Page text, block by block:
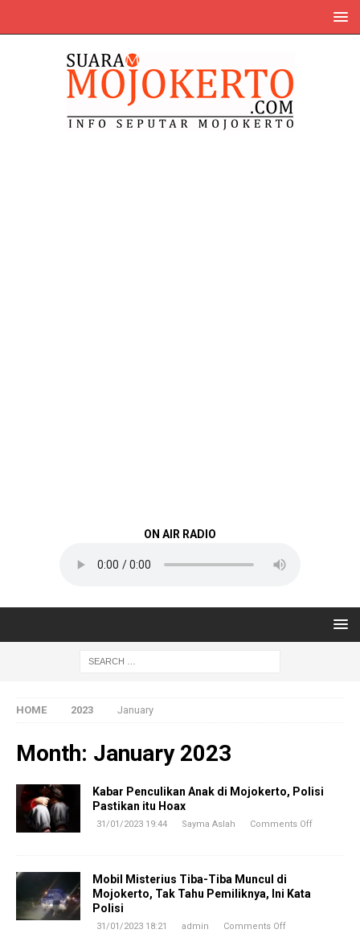
ON AIR RADIO
HOME 2023 January
Month: January 2023
Kabar Penculikan Anak di Mojokerto, Polisi
Pastikan itu Hoax
31/01/2023 19:44 Sayma Aslah Comments Off
Mobil Misterius Tiba-Tiba Muncul di
Mojokerto, Tak Tahu Pemiliknya, Ini Kata
Polisi
31/01/2023 18:21 admin Comments Off